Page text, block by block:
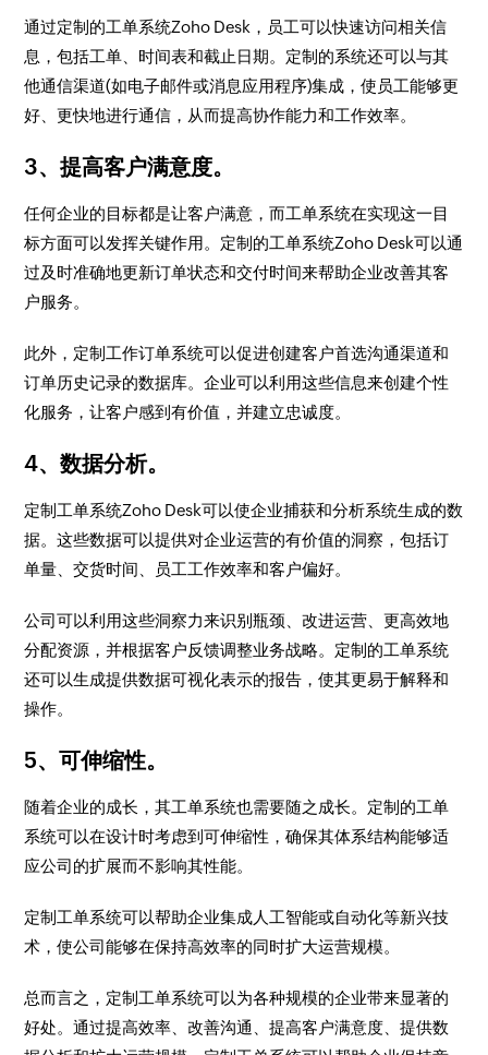
通过定制的工单系统Zoho Desk，员工可以快速访问相关信
息，包括工单、时间表和截止日期。定制的系统还可以与其
他通信渠道(如电子邮件或消息应用程序)集成，使员工能够更
好、更快地进行通信，从而提高协作能力和工作效率。
3、提高客户满意度。
任何企业的目标都是让客户满意，而工单系统在实现这一目
标方面可以发挥关键作用。定制的工单系统Zoho Desk可以通
过及时准确地更新订单状态和交付时间来帮助企业改善其客
户服务。
此外，定制工作订单系统可以促进创建客户首选沟通渠道和
订单历史记录的数据库。企业可以利用这些信息来创建个性
化服务，让客户感到有价值，并建立忠诚度。
4、数据分析。
定制工单系统Zoho Desk可以使企业捕获和分析系统生成的数
据。这些数据可以提供对企业运营的有价值的洞察，包括订
单量、交货时间、员工工作效率和客户偏好。
公司可以利用这些洞察力来识别瓶颈、改进运营、更高效地
分配资源，并根据客户反馈调整业务战略。定制的工单系统
还可以生成提供数据可视化表示的报告，使其更易于解释和
操作。
5、可伸缩性。
随着企业的成长，其工单系统也需要随之成长。定制的工单
系统可以在设计时考虑到可伸缩性，确保其体系结构能够适
应公司的扩展而不影响其性能。
定制工单系统可以帮助企业集成人工智能或自动化等新兴技
术，使公司能够在保持高效率的同时扩大运营规模。
总而言之，定制工单系统可以为各种规模的企业带来显著的
好处。通过提高效率、改善沟通、提高客户满意度、提供数